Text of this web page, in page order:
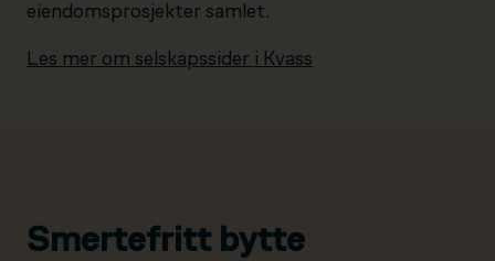
eiendomsprosjekter samlet.
Les mer om selskapssider i Kvass
Smertefritt bytte